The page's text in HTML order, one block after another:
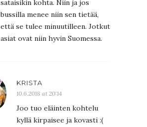
sataisikin kohta. Niin ja jos
bussilla menee niin sen tietää,
että se tulee minuutilleen. Jotkut
asiat ovat niin hyvin Suomessa.
KRISTA
10.6.2018 at 20:14
Joo tuo eläinten kohtelu
kyllä kirpaisee ja kovasti :(